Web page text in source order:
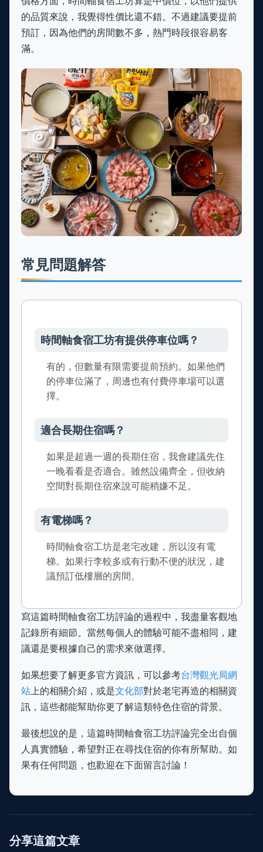
的品質來說，我覺得性價比還不錯。不過建議要提前
預訂，因為他們的房間數不多，熱門時段很容易客
滿。
常見問題解答
時間軸食宿工坊有提供停車位嗎？
有的，但數量有限需要提前預約。如果他們
的停車位滿了，周邊也有付費停車場可以選
擇。
適合長期住宿嗎？
如果是超過一週的長期住宿，我會建議先住
一晚看看是否適合。雖然設備齊全，但收納
空間對長期住宿來說可能稍嫌不足。
有電梯嗎？
時間軸食宿工坊是老宅改建，所以沒有電
梯。如果行李較多或有行動不便的狀況，建
議預訂低樓層的房間。
寫這篇時間軸食宿工坊評論的過程中，我盡量客觀地
記錄所有細節。當然每個人的體驗可能不盡相同，建
議還是要根據自己的需求來做選擇。
如果想要了解更多官方資訊，可以參考台灣觀光局網
站 上的相關介紹，或是文化部對於老宅再造的相關資
訊，這些都能幫助你更了解這類特色住宿的背景。
最後想說的是，這篇時間軸食宿工坊評論完全出自個
人真實體驗，希望對正在尋找住宿的你有所幫助。如
果有任何問題，也歡迎在下面留言討論！
分享這篇文章